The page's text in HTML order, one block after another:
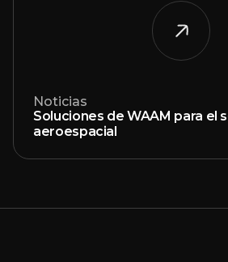
Noticias
Soluciones de WAAM para el
aeroespacial